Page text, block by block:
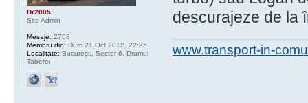
descurajeze de la
www.transport-in-
Dr2005
Site Admin
Mesaje: 2768
Membru din: Dum 21 Oct 2012, 22:25
Localitate: Bucureşti, Sector 6, Drumul
Taberei